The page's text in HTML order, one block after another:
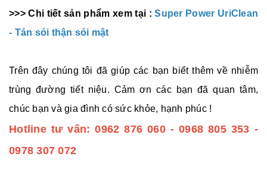
>>> Chi tiết sản phẩm xem tại :Super Power UriClean
- Tán sỏi thận sỏi mật
Trên đây chúng tôi đã giúp các bạn biết thêm về nhiễm
trùng đường tiết niệu. Cảm ơn các bạn đã quan tâm,
chúc bạn và gia đình có sức khỏe, hạnh phúc !
Hotline tư vấn: 0962 876 060 - 0968 805 353 -
0978 307 072